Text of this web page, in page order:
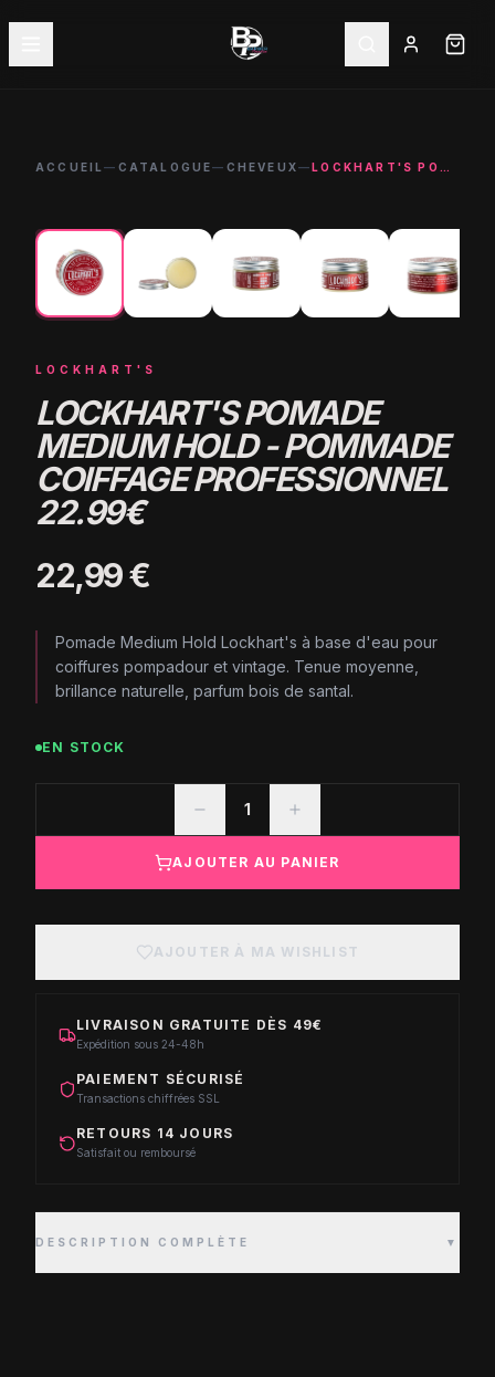
ACCUEIL— CATALOGUE— CHEVEUX— LOCKHART'S POMADE MEDIUM HOLD - POMMADE COIFFAGE PROFESSIONNEL 22.99€
LOCKHART'S
LOCKHART'S POMADE
MEDIUM HOLD - POMMADE
COIFFAGE PROFESSIONNEL
22.99€
22,99 €
Pomade Medium Hold Lockhart's à base d'eau pour
coiffures pompadour et vintage. Tenue moyenne,
brillance naturelle, parfum bois de santal.
EN STOCK
1
AJOUTER AU PANIER
AJOUTER À MA WISHLIST
LIVRAISON GRATUITE DÈS 49€
Expédition sous 24-48h
PAIEMENT SÉCURISÉ
Transactions chiffrées SSL
RETOURS 14 JOURS
Satisfait ou remboursé
DESCRIPTION COMPLÈTE ▼